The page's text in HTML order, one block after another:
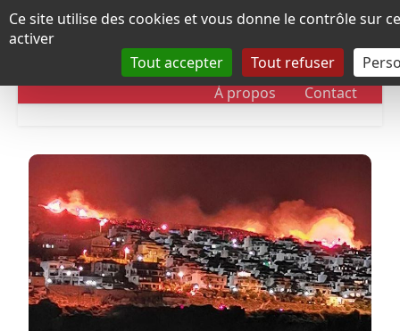
Panneau de gestion des cookies
Ce site utilise des cookies et vous donne le contrôle sur
activer
Tout accepter
Tout refuser
DOSSIERS CHRONOLOGIE
À propos Contact